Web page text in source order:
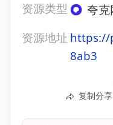
资源类型
夸克
资源地址 https://
8ab3
复制分享